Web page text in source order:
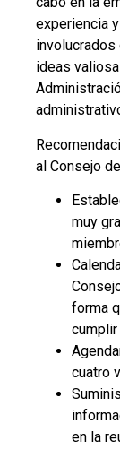
experiencia
involucrados
ideas
al Consejo
muy
forma
cuatro
en la